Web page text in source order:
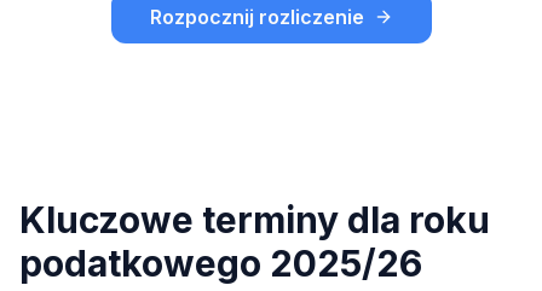
Rozpocznij rozliczenie
Kluczowe terminy dla roku
podatkowego 2025/26